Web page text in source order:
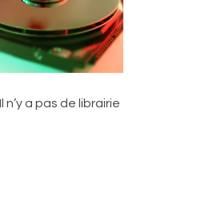
a pas de librairie